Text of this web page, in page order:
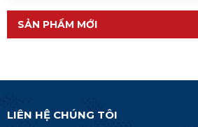
SẢN PHẨM MỚI
LIÊN HỆ CHÚNG TÔI